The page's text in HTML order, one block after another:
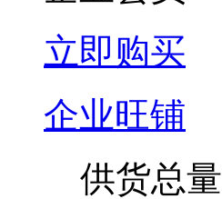
立即购买
企业旺铺
供货总量